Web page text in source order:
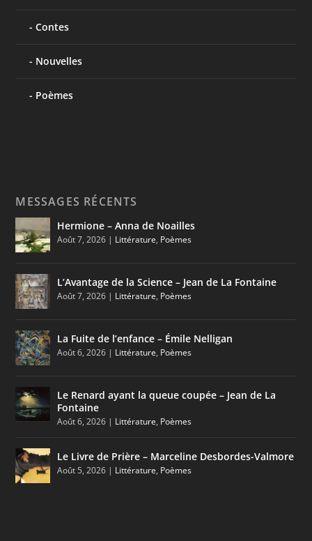
Contes
Nouvelles
Poèmes
MESSAGES RÉCENTS
Hermione – Anna de Noailles
Août 7, 2026 | Littérature, Poèmes
L’Avantage de la Science – Jean de La Fontaine
Août 7, 2026 | Littérature, Poèmes
La Fuite de l’enfance – Émile Nelligan
Août 6, 2026 | Littérature, Poèmes
Le Renard ayant la queue coupée – Jean de La
Fontaine
Août 6, 2026 | Littérature, Poèmes
Le Livre de Prière – Marceline Desbordes-Valmore
Août 5, 2026 | Littérature, Poèmes